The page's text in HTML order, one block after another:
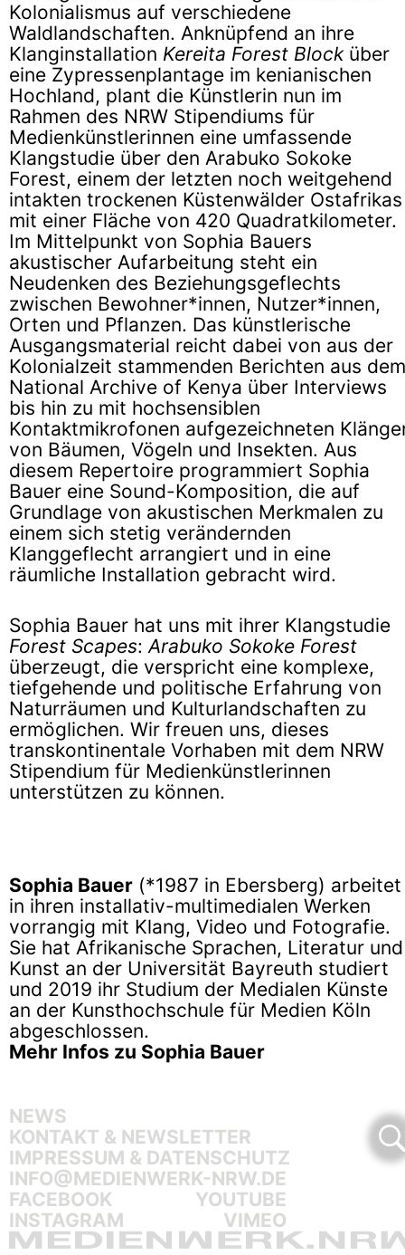
Kolonialismus auf verschiedene
Waldlandschaften. Anknüpfend an ihre
Klanginstallation Kereita Forest Blocküber
eine Zypressenplantage im kenianischen
Hochland, plant die Künstlerin nun im
Rahmen des NRW Stipendiums für
Medienkünstlerinnen eine umfassende
Klangstudie über den Arabuko Sokoke
Forest, einem der letzten noch weitgehend
intakten trockenen Küstenwälder Ostafrikas
mit einer Fläche von 420 Quadratkilometer.
Im Mittelpunkt von Sophia Bauers
akustischer Aufarbeitung steht ein
Neudenken des Beziehungsgeflechts
zwischen Bewohner*innen, Nutzer*innen,
Orten und Pflanzen. Das künstlerische
Ausgangsmaterial reicht dabei von aus der
Kolonialzeit stammenden Berichten aus dem
National Archive of Kenya über Interviews
bis hin zu mit hochsensiblen
Kontaktmikrofonen aufgezeichneten
von Bäumen, Vögeln und Insekten. Aus
diesem Repertoire programmiert Sophia
Bauer eine Sound-Komposition, die auf
Grundlage von akustischen Merkmalen zu
einem sich stetig verändernden
Klanggeflecht arrangiert und in eine
räumliche Installation gebracht wird.
Sophia Bauer hat uns mit ihrer Klangstudie
Forest Scapes:Arabuko Sokoke Forest
überzeugt, die verspricht eine komplexe,
tiefgehende und politische Erfahrung von
Naturräumen und Kulturlandschaften zu
ermöglichen. Wir freuen uns, dieses
transkontinentale Vorhaben mit dem NRW
Stipendium für Medienkünstlerinnen
unterstützen zu können.
Sophia Bauer (*1987 in Ebersberg) arbeitet
in ihren installativ-multimedialen Werken
vorrangig mit Klang, Video und Fotografie.
Sie hat Afrikanische Sprachen, Literatur und
Kunst an der Universität Bayreuth studiert
und 2019 ihr Studium der Medialen Künste
an der Kunsthochschule für Medien Köln
abgeschlossen.
Mehr Infos zu Sophia Bauer
NEWS
KONTAKT & NEWSLETTER
IMPRESSUM & DATENSCHUTZ
INFO@MEDIENWERK-NRW.DE
FACEBOOK
YOUTUBE
INSTAGRAM
VIMEO